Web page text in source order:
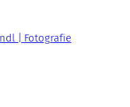
| Fotografie